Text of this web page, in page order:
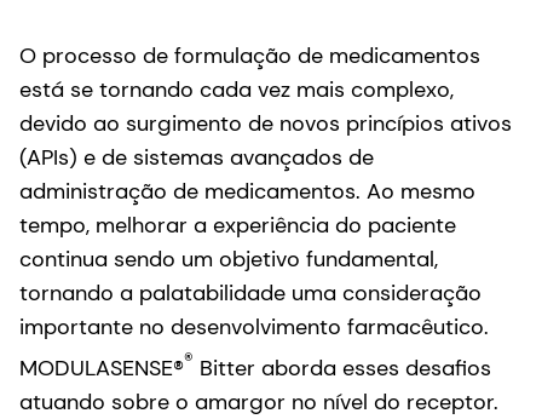
O processo de formulação de medicamentos
está se tornando cada vez mais complexo,
devido ao surgimento de novos princípios ativos
(APIs) e de sistemas avançados de
administração de medicamentos. Ao mesmo
tempo, melhorar a experiência do paciente
continua sendo um objetivo fundamental,
tornando a palatabilidade uma consideração
importante no desenvolvimento farmacêutico.
MODULASENSE®® Bitter aborda esses desafios
atuando sobre o amargor no nível do receptor.